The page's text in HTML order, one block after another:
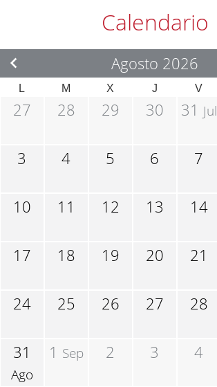
Calendario
Agosto 2026
L M X J V
27 28 29 30 31 Jul
3 4 5 6 7
10 11 12 13 14
17 18 19 20 21
24 25 26 27 28
31
Ago
1 Sep 2 3 4